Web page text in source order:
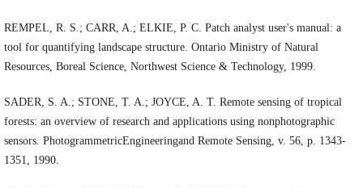
REMPEL, R. S.; CARR, A.; ELKIE, P. C. Patch analyst user's manual: a
tool for quantifying landscape structure. Ontario Ministry of Natural
Resources, Boreal Science, Northwest Science & Technology, 1999.
SADER, S. A.; STONE, T. A.; JOYCE, A. T. Remote sensing of tropical
forests: an overview of research and applications using nonphotographic
sensors. PhotogrammetricEngineeringand Remote Sensing, v. 56, p. 1343-
1351, 1990.